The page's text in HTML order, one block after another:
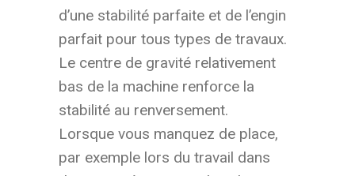
d’une stabilité parfaite et de l’engin
parfait pour tous types de travaux.
Le centre de gravité relativement
bas de la machine renforce la
stabilité au renversement.
Lorsque vous manquez de place,
par exemple lors du travail dans